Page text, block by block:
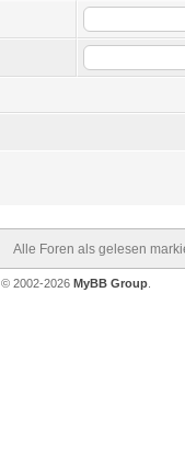
Alle Foren als gelesen
, © 2002-2026 MyBB Group